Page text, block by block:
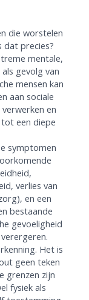
die worstelen
dat precies?
mentale,
gevolg van
mensen kan
aan sociale
en
een diepe
symptomen
verlies van
en een
bestaande
gevoeligheid
Het is
geen teken
grenzen zijn
fysiek als